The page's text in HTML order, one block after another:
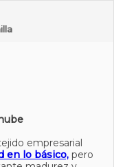
empresarial
en lo básico, pero